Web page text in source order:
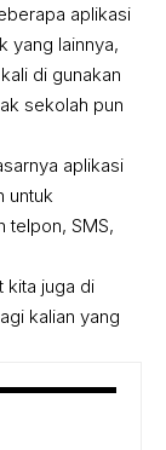
aplikasi
yang lainnya,
di gunakan
sekolah pun
aplikasi
untuk
telpon, SMS,
kita juga di
kalian yang